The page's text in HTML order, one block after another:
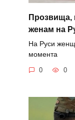
Прозвища,
женам на
На Руси
момента
0 0